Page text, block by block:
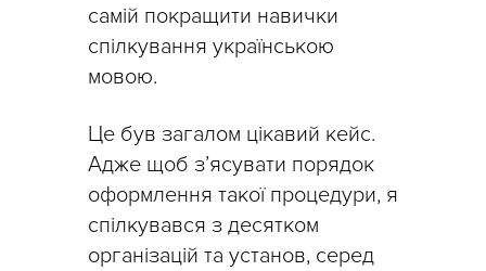
самій покращити навички
спілкування українською
мовою.
Це був загалом цікавий кейс.
Адже щоб з’ясувати порядок
оформлення такої процедури, я
спілкувався з десятком
організацій та установ, серед